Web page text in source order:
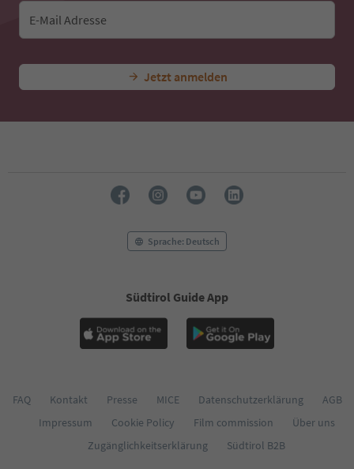
E-Mail Adresse
Jetzt anmelden
Sprache: Deutsch
Südtirol Guide App
FAQ Kontakt Presse MICE Datenschutzerklärung
AGB
Impressum
Cookie Policy Film commission
Über uns
Zugänglichkeitserklärung
Südtirol B2B